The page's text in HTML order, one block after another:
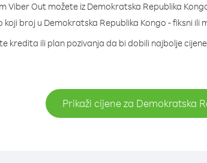
Viber Out možete iz Demokratska Republika
koji broj u Demokratska Republika Kongo - fiksni
kredita ili plan pozivanja da bi dobili najbolje
Prikaži cijene za Demokratska